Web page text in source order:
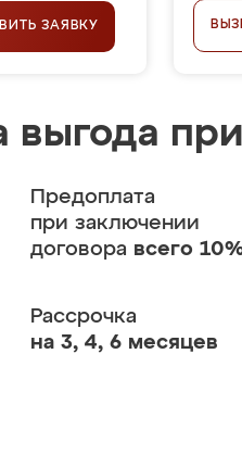
ЗАЯВКУ
выгода
Предоплата
при заключении
договора всего
Рассрочка
на 3, 4, 6 месяцев